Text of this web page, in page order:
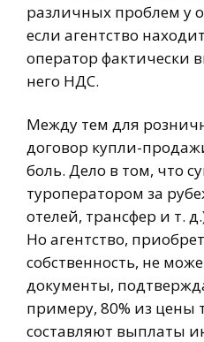
различных проблем у
если агентство
оператор фактически
него НДС.
Между тем для
договор купли-
боль. Дело в том, что
туроператором за
отелей, трансфер и т.
Но агентство,
собственность, не
документы,
примеру, 80% из цены
составляют выплаты